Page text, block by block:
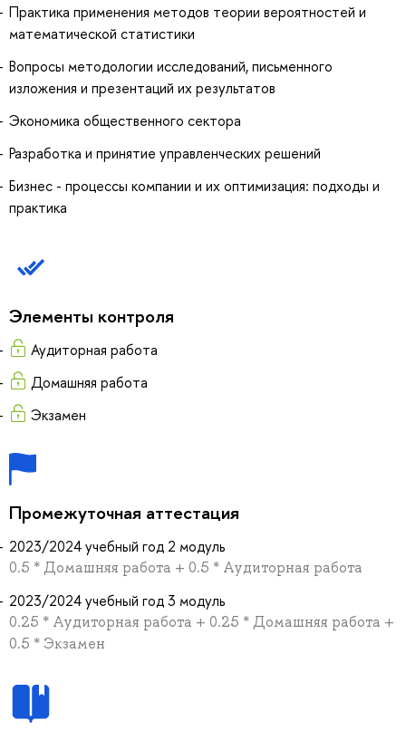
Практика применения методов теории вероятностей и
математической статистики
Вопросы методологии исследований, письменного
изложения и презентаций их результатов
Экономика общественного сектора
Разработка и принятие управленческих решений
Бизнес - процессы компании и их оптимизация: подходы и
практика
Элементы контроля
Аудиторная работа
Домашняя работа
Экзамен
Промежуточная аттестация
2023/2024 учебный год 2 модуль
0.5 * Домашняя работа + 0.5 * Аудиторная работа
2023/2024 учебный год 3 модуль
0.25 * Аудиторная работа + 0.25 * Домашняя работа +
0.5 * Экзамен